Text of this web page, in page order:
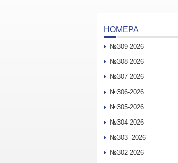
НОМЕРА
№309-2026
№308-2026
№307-2026
№306-2026
№305-2026
№304-2026
№303 -2026
№302-2026